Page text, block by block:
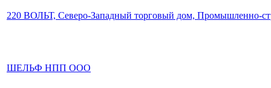
220 ВОЛЬТ, Северо-Западный торговый дом, Промышленно-
ШЕЛЬФ НПП ООО